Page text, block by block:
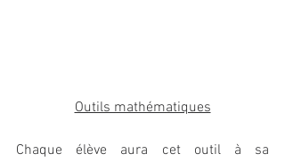
Outils mathématiques
Chaque élève aura cet outil à sa